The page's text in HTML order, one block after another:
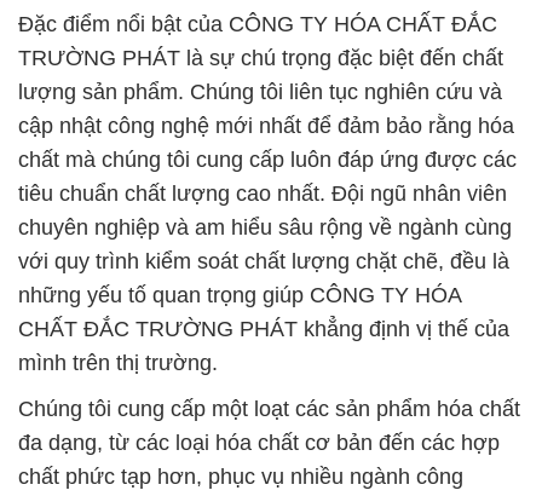
Đặc điểm nổi bật của CÔNG TY HÓA CHẤT ĐẮC
TRƯỜNG PHÁT là sự chú trọng đặc biệt đến chất
lượng sản phẩm. Chúng tôi liên tục nghiên cứu và
cập nhật công nghệ mới nhất để đảm bảo rằng hóa
chất mà chúng tôi cung cấp luôn đáp ứng được các
tiêu chuẩn chất lượng cao nhất. Đội ngũ nhân viên
chuyên nghiệp và am hiểu sâu rộng về ngành cùng
với quy trình kiểm soát chất lượng chặt chẽ, đều là
những yếu tố quan trọng giúp CÔNG TY HÓA
CHẤT ĐẮC TRƯỜNG PHÁT khẳng định vị thế của
mình trên thị trường.
Chúng tôi cung cấp một loạt các sản phẩm hóa chất
đa dạng, từ các loại hóa chất cơ bản đến các hợp
chất phức tạp hơn, phục vụ nhiều ngành công